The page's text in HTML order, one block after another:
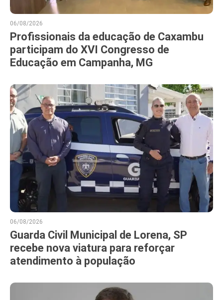
06/08/2026
Profissionais da educação de Caxambu
participam do XVI Congresso de
Educação em Campanha, MG
06/08/2026
Guarda Civil Municipal de Lorena, SP
recebe nova viatura para reforçar
atendimento à população